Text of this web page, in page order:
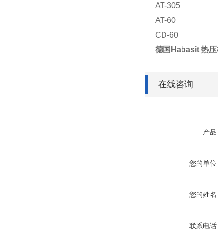
AT-305
AT-60
CD-60
德国Habasit 热
在线咨询
产品
您的单位
您的姓名
联系电话